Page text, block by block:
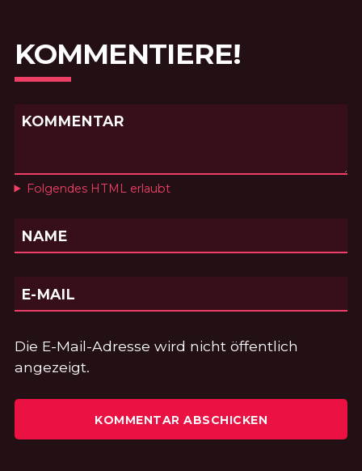
KOMMENTIERE!
KOMMENTAR
Folgendes HTML erlaubt
NAME
E-MAIL
Die E-Mail-Adresse wird nicht öffentlich
angezeigt.